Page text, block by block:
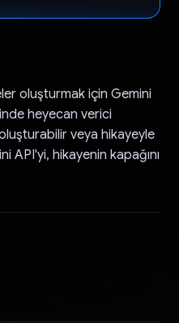
oluşturmak için Gemini
heyecan verici
veya hikayeyle
hikayenin kapağını